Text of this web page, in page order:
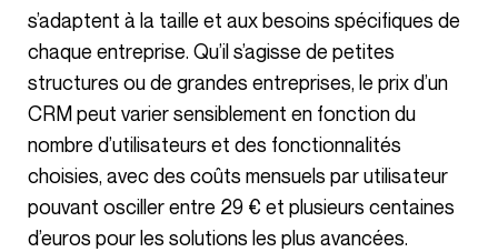
s’adaptent à la taille et aux besoins spécifiques de
chaque entreprise. Qu’il s’agisse de petites
structures ou de grandes entreprises, le prix d’un
CRM peut varier sensiblement en fonction du
nombre d’utilisateurs et des fonctionnalités
choisies, avec des coûts mensuels par utilisateur
pouvant osciller entre 29 € et plusieurs centaines
d’euros pour les solutions les plus avancées.